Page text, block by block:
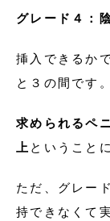
グレード４：
挿入できるか
と３の間です。
求められるペ
上 ということ
ただ、グレー
持できなくて